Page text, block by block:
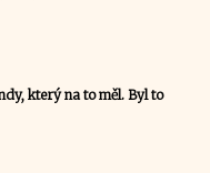
který na to měl. Byl to